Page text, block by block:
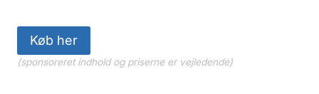
Køb her
(sponsoreret indhold og priserne er vejledende)